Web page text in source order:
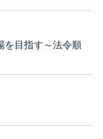
を目指す～法令順